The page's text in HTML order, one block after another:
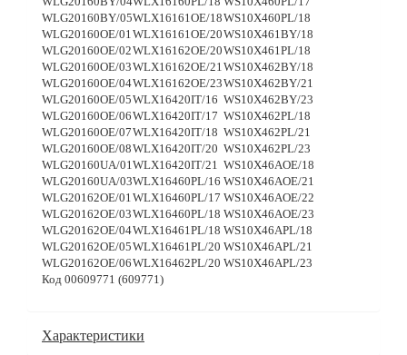
WLG20160BY/05WLX16161OE/18WS10X460PL/18
WLG20160OE/01WLX16161OE/20WS10X461BY/18
WLG20160OE/02WLX16162OE/20WS10X461PL/18
WLG20160OE/03WLX16162OE/21WS10X462BY/18
WLG20160OE/04WLX16162OE/23WS10X462BY/21
WLG20160OE/05WLX16420IT/16 WS10X462BY/23
WLG20160OE/06WLX16420IT/17 WS10X462PL/18
WLG20160OE/07WLX16420IT/18 WS10X462PL/21
WLG20160OE/08WLX16420IT/20 WS10X462PL/23
WLG20160UA/01WLX16420IT/21 WS10X46AOE/18
WLG20160UA/03WLX16460PL/16 WS10X46AOE/21
WLG20162OE/01WLX16460PL/17 WS10X46AOE/22
WLG20162OE/03WLX16460PL/18 WS10X46AOE/23
WLG20162OE/04WLX16461PL/18 WS10X46APL/18
WLG20162OE/05WLX16461PL/20 WS10X46APL/21
WLG20162OE/06WLX16462PL/20 WS10X46APL/23
Код 00609771 (609771)
Характеристики